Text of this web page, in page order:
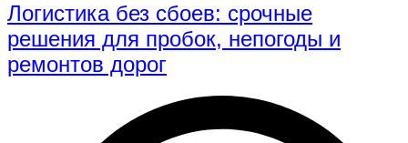
Логистика без сбоев: срочные
решения для пробок, непогоды и
ремонтов дорог